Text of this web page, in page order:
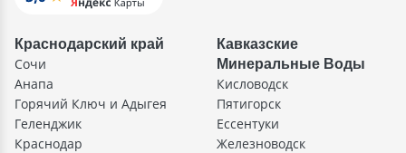
Краснодарский край
Сочи
Анапа
Горячий Ключ и Адыгея
Геленджик
Краснодар
Кавказские
Минеральные Воды
Кисловодск
Пятигорск
Ессентуки
Железноводск